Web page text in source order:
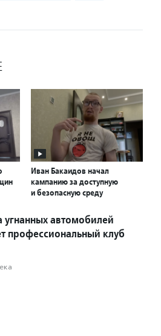
Иван Бакаидов начал
кампанию за доступную
и безопасную среду
автомобилей
профессиональный клуб